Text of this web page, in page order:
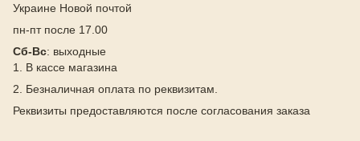
Украине Новой почтой
пн-пт после 17.00
Сб-Вс: выходные
1. В кассе магазина
2. Безналичная оплата по реквизитам.
Реквизиты предоставляются после согласования заказа